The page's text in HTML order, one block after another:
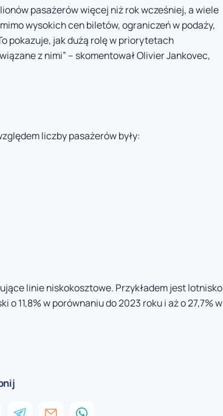
pasażerów więcej niż rok wcześniej, a wiele
wysokich cen biletów, ograniczeń w podaży,
pokazuje, jak dużą rolę w priorytetach
z nimi” – skomentował Olivier Jankovec,
liczby pasażerów były:
linie niskokosztowe. Przykładem jest lotnisko
11,8% w porównaniu do 2023 roku i aż o 27,7% w